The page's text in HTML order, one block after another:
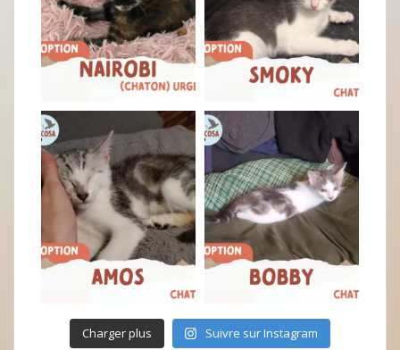
Charger plus Suivre sur Instagram